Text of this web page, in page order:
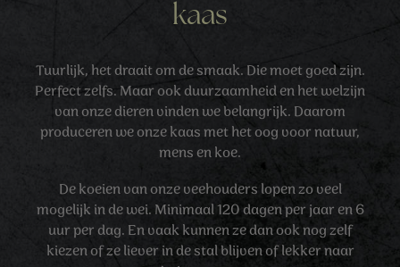
kaas
Tuurlijk, het draait om de smaak. Die moet goed zijn.
Perfect zelfs. Maar ook duurzaamheid en het welzijn
van onze dieren vinden we belangrijk. Daarom
produceren we onze kaas met het oog voor natuur,
mens en koe.
De koeien van onze veehouders lopen zo veel
mogelijk in de wei. Minimaal 120 dagen per jaar en 6
uur per dag. En vaak kunnen ze dan ook nog zelf
kiezen of ze liever in de stal blijven of lekker naar